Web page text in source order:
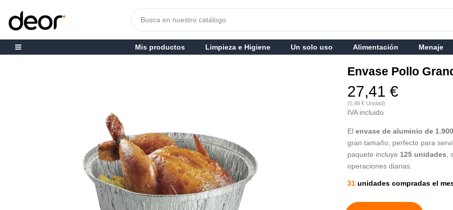
Mis productos Limpieza e Higiene Un solo uso Alimentación Menaje
Envase Pollo
27,41 €
(5,48 € Unidad)
IVA incluido
El envase de aluminio de
gran tamaño, perfecto para
paquete incluye 125 unidades
operaciones diarias.
31 unidades compradas el